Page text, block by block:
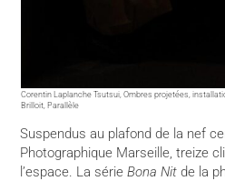
Corentin Laplanche Tsutsui, Ombres projetées,
Brilloit, Parallèle
Suspendus au plafond de la nef
Photographique Marseille, treize
l’espace. La sérieBona Nit de la